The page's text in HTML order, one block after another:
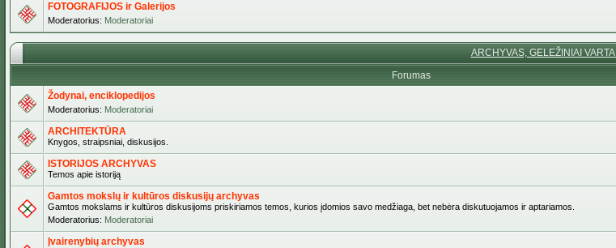
FOTOGRAFIJOS ir Galerijos
Moderatorius: Moderatoriai
ARCHYVAS, GELEŽINIAI VARTAI
Forumas
Žodynai, enciklopedijos
Moderatorius: Moderatoriai
ARCHITEKTŪRA
Knygos, straipsniai, diskusijos.
ISTORIJOS ARCHYVAS
Temos apie istoriją
Gamtos mokslų ir kultūros diskusijų archyvas
Gamtos mokslams ir kultūros diskusijoms priskiriamos temos, kurios įdomios savo medžiaga, bet nebėra diskutuojamos ir aptariamos.
Moderatorius: Moderatoriai
Įvairenybių archyvas